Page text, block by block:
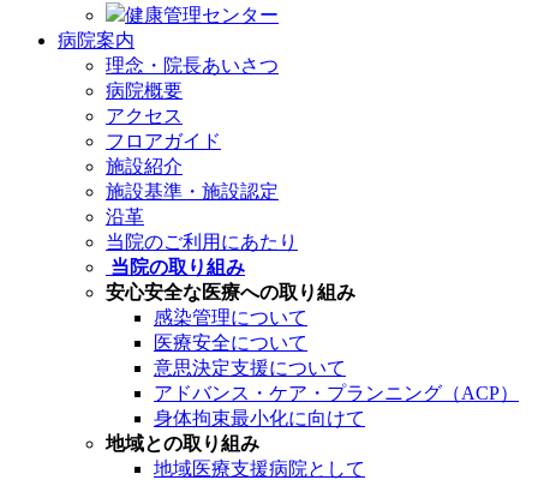
健康管理センター
病院案内
理念・院長あいさつ
病院概要
アクセス
フロアガイド
施設紹介
施設基準・施設認定
沿革
当院のご利用にあたり
当院の取り組み
安心安全な医療への取り組み
感染管理について
医療安全について
意思決定支援について
アドバンス・ケア・プランニング（ACP）
身体拘束最小化に向けて
地域との取り組み
地域医療支援病院として